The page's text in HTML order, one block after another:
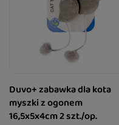
Duvo+ zabawka dla kota
myszki z ogonem
16,5x5x4cm 2 szt./op.